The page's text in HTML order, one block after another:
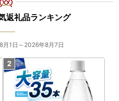
返礼品ランキング
月1日～2026年8月7日